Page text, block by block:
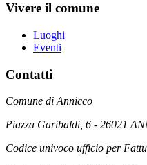
Vivere il comune
Luoghi
Eventi
Contatti
Comune di Annicco
Piazza Garibaldi, 6 - 26021
Codice univoco ufficio per